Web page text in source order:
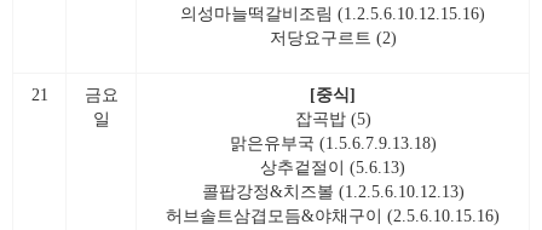
의성마늘떡갈비조림 (1.2.5.6.10.12.15.16)
저당요구르트 (2)
21
금요
일
[중식]
잡곡밥 (5)
맑은유부국 (1.5.6.7.9.13.18)
상추겉절이 (5.6.13)
콜팝강정&치즈볼 (1.2.5.6.10.12.13)
허브솔트삼겹모듬&야채구이 (2.5.6.10.15.16)